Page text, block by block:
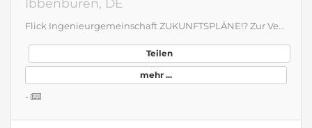
Ibbenbüren, DE
Flick Ingenieurgemeinschaft ZUKUNFTSPLÄNE!? Zur Verstärkung unseres Teams am Standort Ibbenbüren suchen wir zum nächstmöglichen Zeitpunkt einen: Bauingenieur Fachrichtung Wasserwirtschaft / Wasserbau / Siedlungswasserwirtschaft (w/m/d) familienfreundliche Teilzeitmodelle möglich! Masterarbeit schreiben? Praktikumsstelle? Bei uns kein Problem! bewerbungen@ing-flick.de www.ing-flick.de/karriere
Teilen
mehr ...
-